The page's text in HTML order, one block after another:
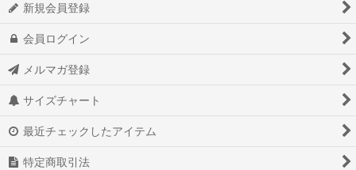
新規会員登録
会員ログイン
メルマガ登録
サイズチャート
最近チェックしたアイテム
特定商取引法